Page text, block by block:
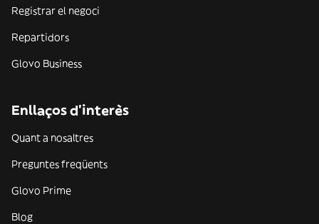
Registrar el negoci
Repartidors
Glovo Business
Enllaços d'interès
Quant a nosaltres
Preguntes freqüents
Glovo Prime
Blog